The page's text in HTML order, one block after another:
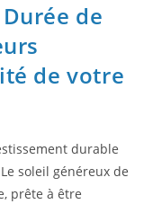
de
de votre
durable
soleil généreux de
prête à être